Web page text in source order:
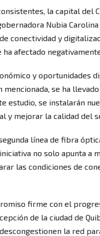
la capital del
Nubia
conectividad y
afectado
y oportunidades
se ha
estudio, se instalarán
y mejorar la calidad del
línea de fibra
no solo apunta a
las condiciones de
firme con el
de la ciudad de
la red